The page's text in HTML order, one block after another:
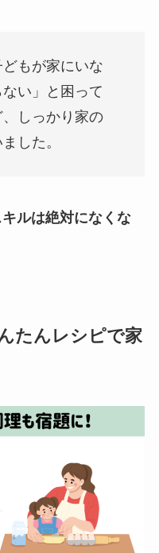
もが家にいな
い」と困って
しっかり家の
した。
ルは絶対になくな
たんレシピで家